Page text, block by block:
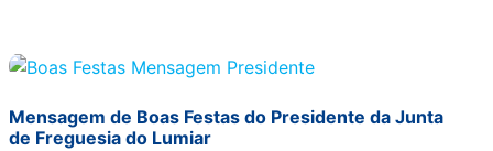
Mensagem de Boas Festas do Presidente da Junta
de Freguesia do Lumiar